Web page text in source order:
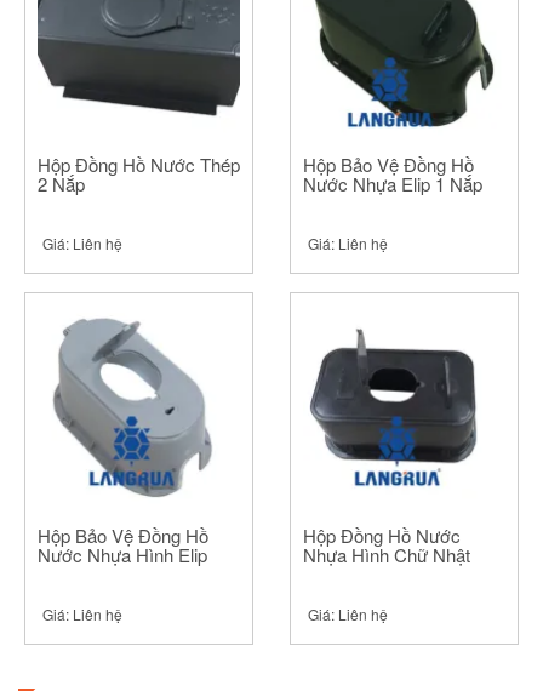
Hộp Đồng Hồ Nước Thép
2 Nắp
Giá: Liên hệ
Hộp Bảo Vệ Đồng Hồ
Nước Nhựa Elip 1 Nắp
Giá: Liên hệ
Hộp Bảo Vệ Đồng Hồ
Nước Nhựa Hình Elip
Giá: Liên hệ
Hộp Đồng Hồ Nước
Nhựa Hình Chữ Nhật
Giá: Liên hệ